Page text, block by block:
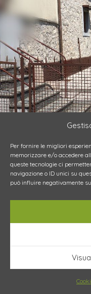
Per fornire le migliori
memorizzare e/o accedere
queste tecnologie ci
navigazione o ID unici su
può influire negativamente